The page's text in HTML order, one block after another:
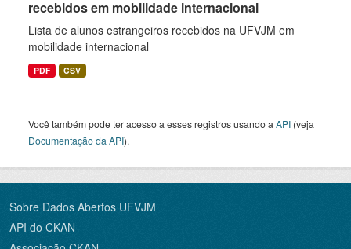
recebidos em mobilidade internacional
Lista de alunos estrangeiros recebidos na UFVJM em
mobilidade internacional
PDF CSV
Você também pode ter acesso a esses registros usando a API (veja
Documentação da API).
Sobre Dados Abertos UFVJM
API do CKAN